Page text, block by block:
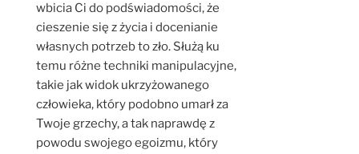
wbicia Ci do podświadomości, że
cieszenie się z życia i docenianie
własnych potrzeb to zło. Służą ku
temu różne techniki manipulacyjne,
takie jak widok ukrzyżowanego
człowieka, który podobno umarł za
Twoje grzechy, a tak naprawdę z
powodu swojego egoizmu, który